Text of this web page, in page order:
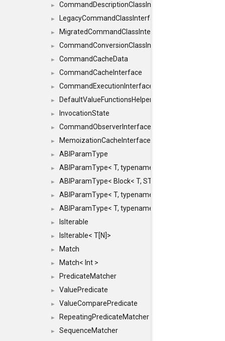
► CommandDescriptionClassInterface
► LegacyCommandClassInterface
► MigratedCommandClassInterface
► CommandConversionClassInterface
► CommandCacheData
► CommandCacheInterface
► CommandExecutionInterface
► DefaultValueFunctionsHelper< const Result<
► InvocationState
► CommandObserverInterface
► MemoizationCacheInterface
► ABIParamType
► ABIParamType< T, typename std::enable_if<
► ABIParamType< Block< T, STRIDED, MOVE > >
► ABIParamType< T, typename std::enable_if<
► ABIParamType< T, typename std::enable_if<
► IsIterable
► IsIterable< T[N]>
► Match
► Match< Int >
► PredicateMatcher
► ValuePredicate
► ValueComparePredicate
► RepeatingPredicateMatcher
►
SequenceMatcher